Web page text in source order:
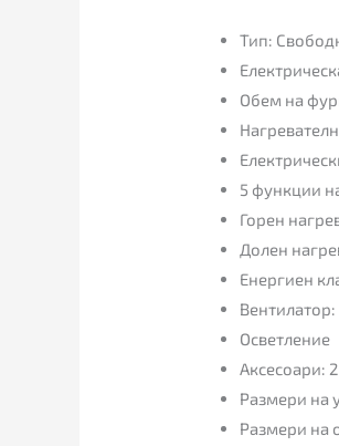
Тип:
Обем на
5 функции
Горен
Долен
Енергиен
Вентилатор:
Осветление
Аксесоари:
Размери на
Размери на